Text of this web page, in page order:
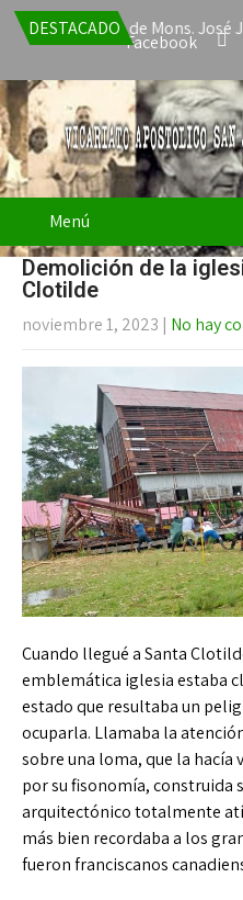
DESTACADO
la renuncia de Mons. José
Facebook
Menú
Demolición de la
Clotilde
noviembre 1, 2023 | No hay
Cuando llegué a Santa
emblemática iglesia estaba
estado que resultaba un
ocuparla. Llamaba la
sobre una loma, que la
por su fisonomía, construida
arquitectónico totalmente
más bien recordaba a los
fueron franciscanos